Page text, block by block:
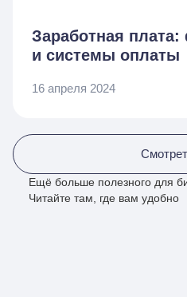
Заработная
и системы оплаты
16 апреля 2024
Ещё больше полезного для
Читайте там, где вам удобно